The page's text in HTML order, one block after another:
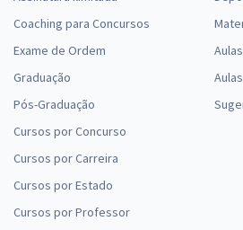
Coaching para Concursos
Exame de Ordem
Graduação
Pós-Graduação
Cursos por Concurso
Cursos por Carreira
Cursos por Estado
Cursos por Professor